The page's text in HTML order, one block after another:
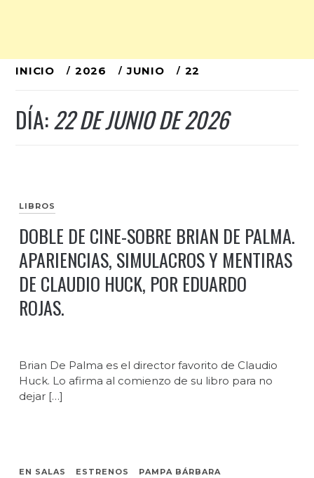
Ir
contenido
INICIO 2026 JUNIO 22
DÍA:22 DE JUNIO DE 2026
LIBROS
DOBLE DE CINE-SOBRE BRIAN DE PALMA.
APARIENCIAS, SIMULACROS Y MENTIRAS
DE CLAUDIO HUCK, POR EDUARDO
ROJAS.
Brian De Palma es el director favorito de Claudio
Huck. Lo afirma al comienzo de su libro para no
dejar […]
EN SALAS ESTRENOS PAMPA BÁRBARA